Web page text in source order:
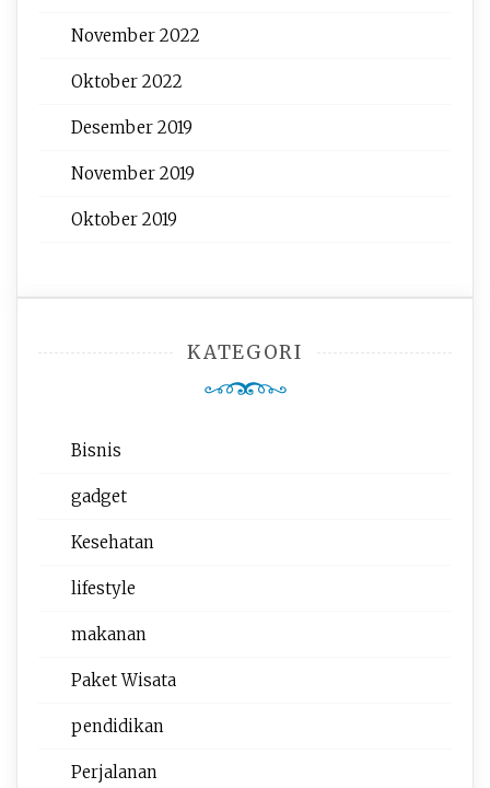
November 2022
Oktober 2022
Desember 2019
November 2019
Oktober 2019
KATEGORI
Bisnis
gadget
Kesehatan
lifestyle
makanan
Paket Wisata
pendidikan
Perjalanan